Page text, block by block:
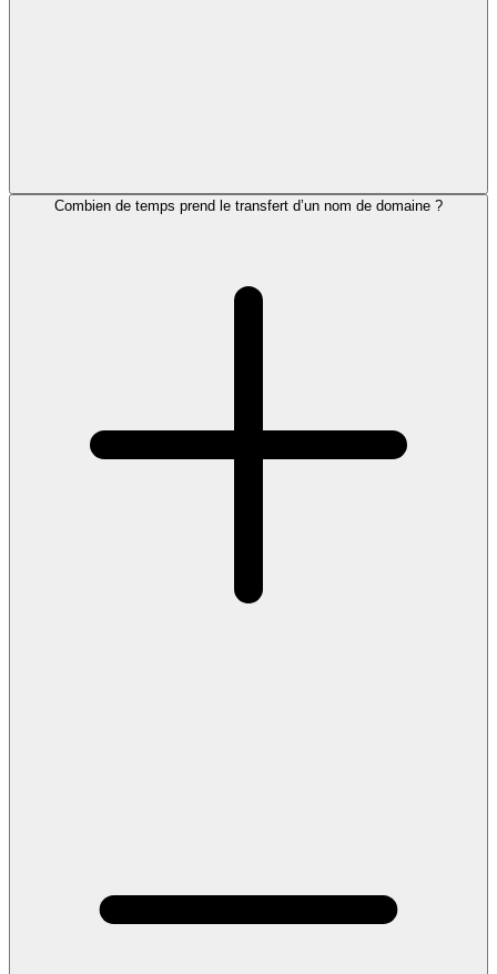
Combien de temps prend le transfert d’un nom de domaine ?